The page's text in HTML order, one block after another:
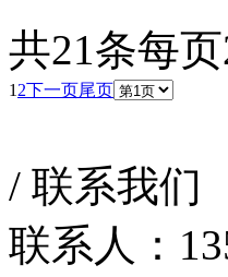
共21条每
12下一页尾页
/ 联系我们
联系人：